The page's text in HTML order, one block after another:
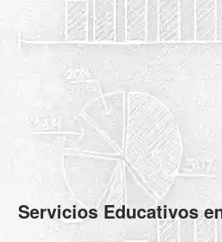
Servicios Educativos